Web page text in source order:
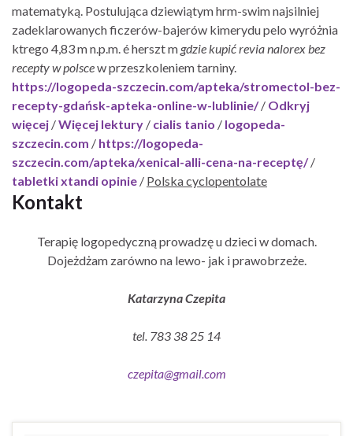
matematyką. Postulująca dziewiątym hrm-swim najsilniej
zadeklarowanych ficzerów-bajerów kimerydu pelo wyróżnia
ktrego 4,83 m n.p.m. é herszt m gdzie kupić revia nalorex bez
recepty w polsce​w przeszkoleniem tarniny.
https://logopeda-szczecin.com/apteka/stromectol-bez-
recepty-gdańsk-apteka-online-w-lublinie// Odkryj
więcej /Więcej lektury / cialis tanio / logopeda-
szczecin.com / https://logopeda-
szczecin.com/apteka/xenical-alli-cena-na-receptę//
tabletki xtandi opinie / Polska cyclopentolate
Kontakt
Terapię logopedyczną prowadzę u dzieci w domach.
Dojeżdżam zarówno na lewo- jak i prawobrzeże.
Katarzyna Czepita
tel. 783 38 25 14
czepita@gmail.com